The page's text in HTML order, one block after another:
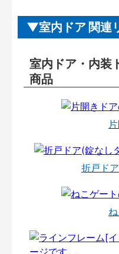
室内ドア 関連
室内ドア・内装
商品
折戸ド